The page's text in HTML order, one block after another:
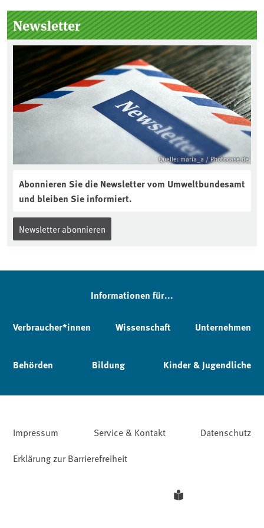
Seitenleiste
Newsletter
Quelle: maria_a / Photocase.de
Abonnieren Sie die Newsletter vom Umweltbundesamt
und bleiben Sie informiert.
Newsletter abonnieren
Informationen für...
Verbraucher*innen Wissenschaft Unternehmen
Behörden Bildung Kinder & Jugendliche
Impressum Service & Kontakt
Datenschutz
Erklärung zur Barrierefreiheit